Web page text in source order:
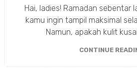
Hai, ladies! Ramadan sebentar
kamu ingin tampil maksimal
Namun, apakah kulit
CONTINUE